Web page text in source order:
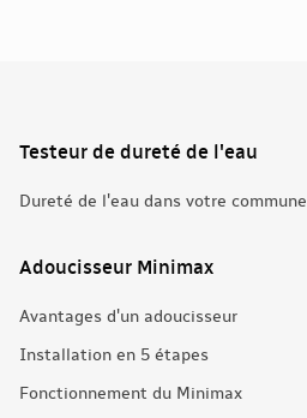
Testeur de dureté de l'eau
Dureté de l'eau dans votre commune
Adoucisseur Minimax
Avantages d'un adoucisseur
Installation en 5 étapes
Fonctionnement du Minimax